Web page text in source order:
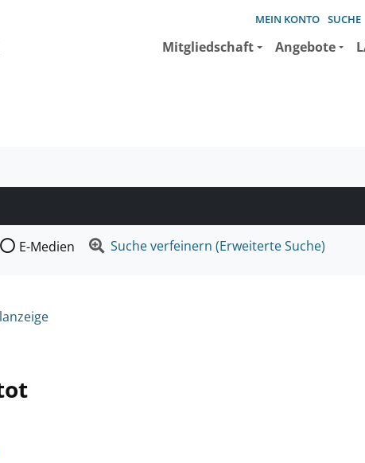
MEIN KONTO SUCHE
Mitgliedschaft Angebote
Sie suchen wollen.
E-Medien Suche verfeinern (Erweiterte Suche)